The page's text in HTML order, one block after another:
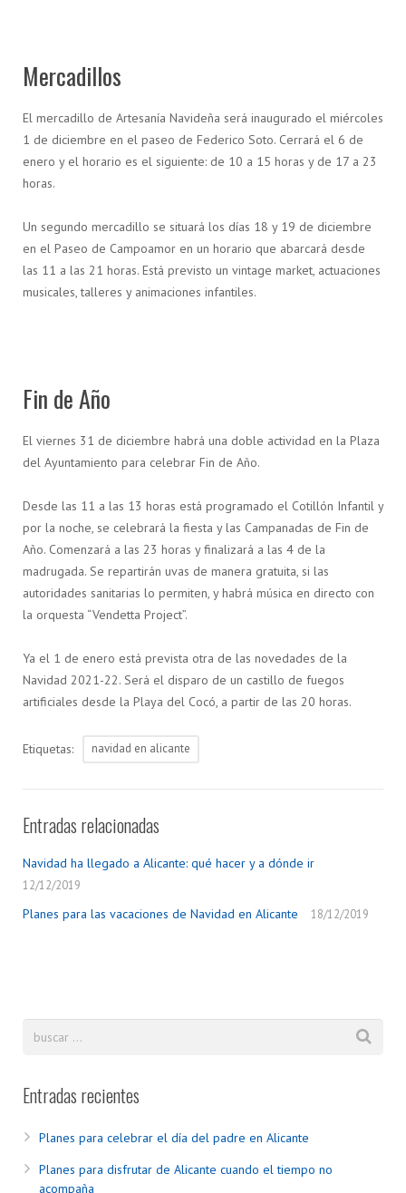
Mercadillos
El mercadillo de Artesanía Navideña será inaugurado el miércoles
1 de diciembre en el paseo de Federico Soto. Cerrará el 6 de
enero y el horario es el siguiente: de 10 a 15 horas y de 17 a 23
horas.
Un segundo mercadillo se situará los días 18 y 19 de diciembre
en el Paseo de Campoamor en un horario que abarcará desde
las 11 a las 21 horas. Está previsto un vintage market, actuaciones
musicales, talleres y animaciones infantiles.
Fin de Año
El viernes 31 de diciembre habrá una doble actividad en la Plaza
del Ayuntamiento para celebrar Fin de Año.
Desde las 11 a las 13 horas está programado el Cotillón Infantil y
por la noche, se celebrará la fiesta y las Campanadas de Fin de
Año. Comenzará a las 23 horas y finalizará a las 4 de la
madrugada. Se repartirán uvas de manera gratuita, si las
autoridades sanitarias lo permiten, y habrá música en directo con
la orquesta “Vendetta Project”.
Ya el 1 de enero está prevista otra de las novedades de la
Navidad 2021-22. Será el disparo de un castillo de fuegos
artificiales desde la Playa del Cocó, a partir de las 20 horas.
Etiquetas: navidad en alicante
Entradas relacionadas
Navidad ha llegado a Alicante: qué hacer y a dónde ir
12/12/2019
Planes para las vacaciones de Navidad en Alicante 18/12/2019
Entradas recientes
Planes para celebrar el día del padre en Alicante
Planes para disfrutar de Alicante cuando el tiempo no
acompaña